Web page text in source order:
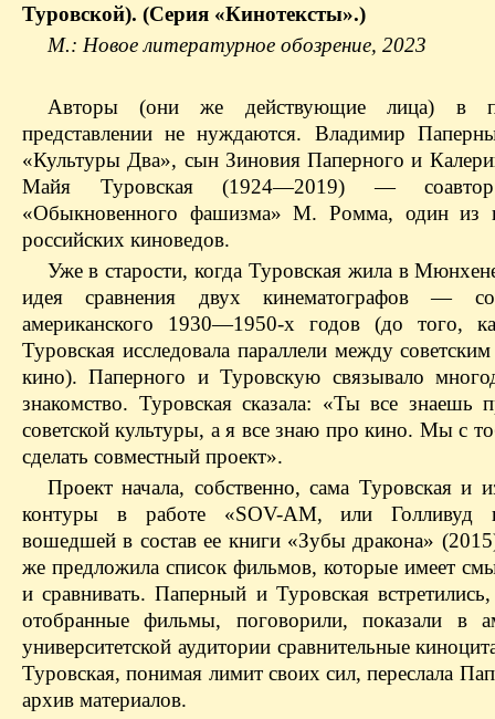
Туровской). (Серия «Кинотексты».)
М.: Новое литературное обозрение, 2023
Авторы (они же действующие лица) в
представлении не нуждаются. Владимир
«Культуры Два», сын Зиновия Паперного и
Майя Туровская (1924—2019) — ​соавтор
«Обыкновенного фашизма» М. Ромма, один из
российских киноведов.
Уже в старости, когда Туровская жила в
идея сравнения двух кинематографов —
американского 1930—1950-х годов (до того,
Туровская исследовала параллели между
кино). Паперного и Туровскую связывало
знакомство. Туровская сказала: «Ты все знаешь
советской культуры, а я все знаю про кино. Мы с
сделать совместный проект».
Проект начала, собственно, сама Туровская и
контуры в работе «SOV-AM, или Голливуд
вошедшей в состав ее книги «Зубы дракона»
же предложила список фильмов, которые имеет
и сравнивать. Паперный и Туровская
отобранные фильмы, поговорили, показали в
университетской аудитории сравнительные
Туровская, понимая лимит своих сил, переслала
архив материалов.